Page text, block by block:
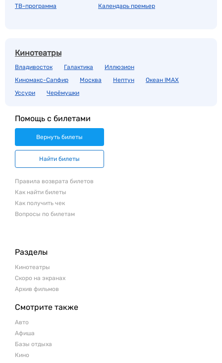
ТВ-программа
Календарь премьер
Кинотеатры
Владивосток Галактика
Иллюзион
Киномакс-Сапфир
Москва Нептун
Океан IMAX
Уссури
Черёмушки
Помощь с билетами
Вернуть билеты
Найти билеты
Правила возврата билетов
Как найти билеты
Как получить чек
Вопросы по билетам
Разделы
Кинотеатры
Скоро на экранах
Архив фильмов
Смотрите также
Авто
Афиша
Базы отдыха
Кино